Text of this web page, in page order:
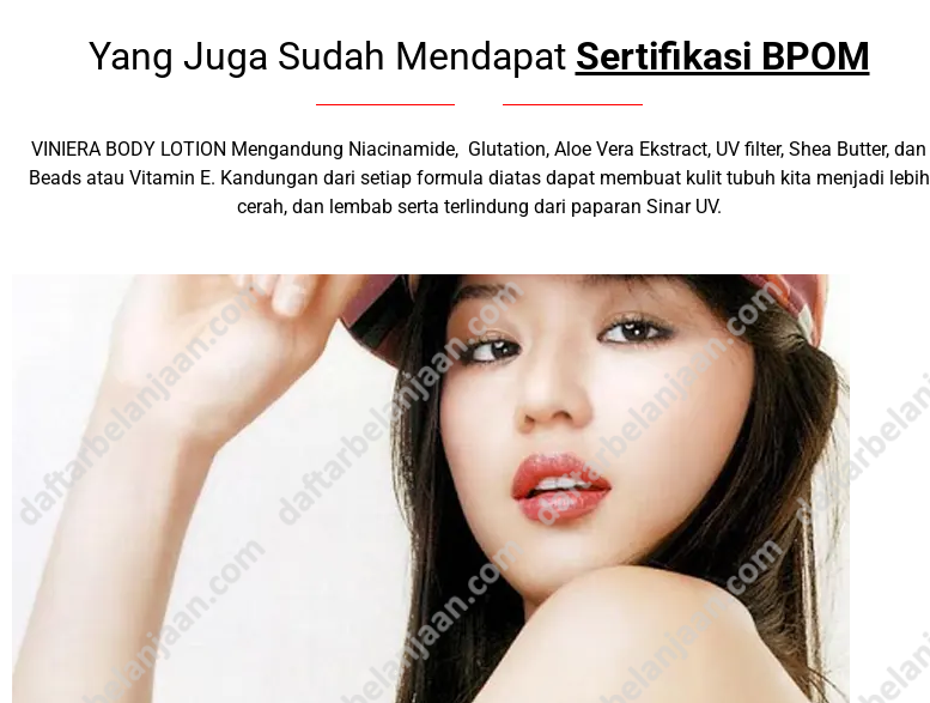
Yang Juga Sudah Mendapat Sertifikasi BPOM
VINIERA BODY LOTION Mengandung Niacinamide, Glutation, Aloe Vera Ekstract, UV filter, Shea Butter, dan
Beads atau Vitamin E. Kandungan dari setiap formula diatas dapat membuat kulit tubuh kita menjadi lebih
cerah, dan lembab serta terlindung dari paparan Sinar UV.